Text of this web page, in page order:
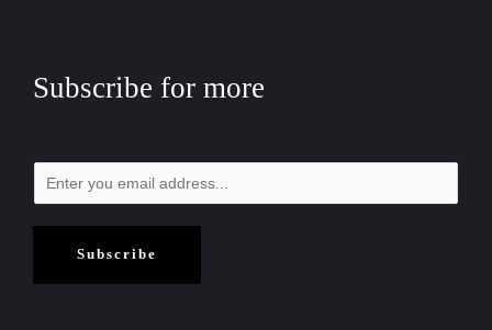
Subscribe for more
Subscribe